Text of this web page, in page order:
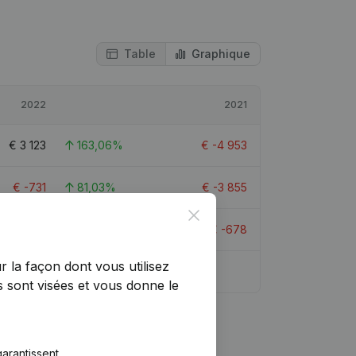
Table Graphique
2022 2021
€ 3 123 163,06% € -4 953
€ -731 81,03% € -3 855
€ -678
Close
la façon dont vous utilisez
visées et vous donne le